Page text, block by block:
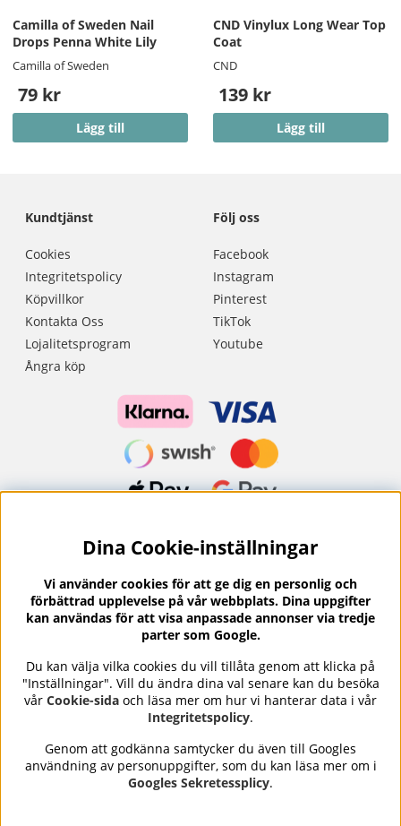
Camilla of Sweden Nail
Drops Penna White Lily
Camilla of Sweden
79 kr
Lägg till
CND Vinylux Long Wear Top
Coat
CND
139 kr
Lägg till
Kundtjänst
Cookies
Integritetspolicy
Köpvillkor
Kontakta Oss
Lojalitetsprogram
Ångra köp
Följ oss
Facebook
Instagram
Pinterest
TikTok
Youtube
Nyhetsbrev?
I vårt nyhetsbrev får du ta del av nyheter och
erbjudanden.
Se våra omdömen på⭐ Trustpilot
Nails Body and Beautyerbjuder professionell hudvård,
nagellack och makeup från ledande varumärken som OPI,
Dina Cookie-inställningar
Vi använder cookies för att ge dig en personlig och
förbättrad upplevelse på vår webbplats. Dina uppgifter
kan användas för att visa anpassade annonser via tredje
parter som Google.
Du kan välja vilka cookies du vill tillåta genom att klicka på
"Inställningar". Vill du ändra dina val senare kan du besöka
vår Cookie-sida och läsa mer om hur vi hanterar data i vår
Integritetspolicy.
Genom att godkänna samtycker du även till Googles
användning av personuppgifter, som du kan läsa mer om i
Googles Sekretessplicy.